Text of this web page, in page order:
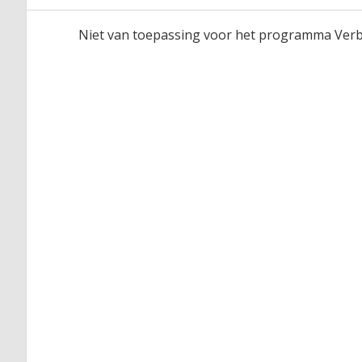
Niet van toepassing voor het programma